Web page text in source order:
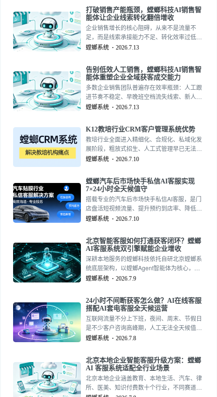
动。反复招人、反复培训、反复流失，不仅耗
费大量人力、时间、资金成本，还会导致销售
业务断层、客户服务脱节，严重影响企业稳定
经营。螳螂科技螳螂科技销售专用AI智能体，
帮助企业彻底摆脱对人工销售的依赖，常态化
稳定承接企业全流程销售业务。
打破销售产能瓶颈，螳螂科技AI销售智
能体让企业线索转化翻倍增收
企业销售增长的核心阻碍，从来不是流量不
足，而是线索承接能力不足、转化效率过低。
很多企业投入大量成本投放流量、拓展渠道，
育不到位、跟进频次不足，导致大量线索流
失、沉淀、浪费，投入成本与成交收益严重失
衡。免费智能体试用15727355390
螳螂系统 2026.7.13
告别低效人工销售，螳螂科技AI销售智
能体重塑企业全域获客成交能力
多数企业销售团队普遍存在效率瓶颈：人工跟
进节奏不稳定、早晚班空档流失线索、新人能
力参差不齐、老销售精力有限，大量精准线索
度依赖人力状态与经验，无法实现全天候、标
准化、规模化获客，成为制约企业业绩增长的
核心痛点。
螳螂系统 2026.7.13
K12教培行业CRM客户管理系统优势
教培行业全面进入精细化、合规化、私域化发
展阶段，粗放式招生、人工式管理早已无法适
配当下的市场竞争。无论是素质教育、职业教
索管理混乱、学员留存率低、续费转化乏力、
团队管理松散、数据无法复盘等运营瓶颈。
螳螂系统 2026.7.10
螳螂汽车后市场快手私信AI客服实现
7×24小时全天候值守
搭载专业的汽车后市场快手私信AI客服，是门
店盘活短视频流量、提升预约到店率、降低获
客成本的最优解，螳螂系统深耕汽车垂直行
螳螂系统 2026.7.10
北京智能客服如何打通获客闭环？螳螂
AI客服系统双引擎赋能企业增收
深耕本地服务的螳螂科技依托自研北京螳螂系
统底层架构，以螳螂Agent智能体为核心，打
造集AI在线客服系统、AI在线客服、AI套电客
京智能客服解决方案，覆盖教培、本地生活、
汽车、美业数十个赛道。
螳螂系统 2026.7.9
24小时不间断获客怎么做？AI在线客服
搭配AI套电客服全天候运营
互联网流量不分上下班，夜间、周末、节假日
是不少客户咨询高峰期，人工无法全天候值
守，大量精准询盘与线索白白浪费。想要实现
系统，螳螂科技推出的螳螂AI客服系统，基于
北京螳螂系统稳定运行，螳螂 Agent智能体全
天候值守，整合AI在线客服系统、AI在线客
服、AI套电客服，打造全天候北京智能客服获
客体系。
螳螂系统 2026.7.8
北京本地企业智能客服升级方案：螳螂
AI 客服系统适配全行业场景
北京本地企业涵盖教育、本地生活、汽车、律
所、医美、知识付费数十个行业，不同赛道客